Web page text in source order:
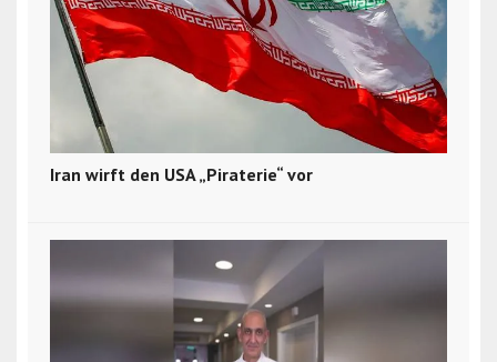
Iran wirft den USA „Piraterie“ vor